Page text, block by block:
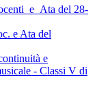
del 28-
e Ata del
e
- Classi V di